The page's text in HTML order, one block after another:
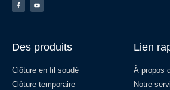
Des produits
Clôture en fil soudé
Clôture temporaire
Lien
À propos
Notre